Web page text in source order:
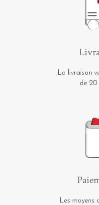
La livraison
de 20
Les moyens